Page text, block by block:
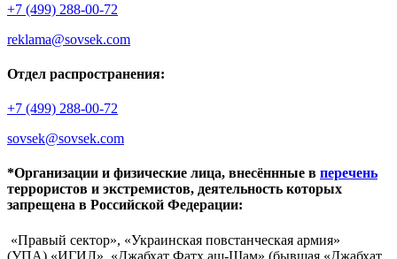
+7 (499) 288-00-72
reklama@sovsek.com
Отдел распространения:
+7 (499) 288-00-72
sovsek@sovsek.com
*Организации и физические лица, внесённные в перечень
террористов и экстремистов, деятельность которых
запрещена в Российской Федерации:
«Правый сектор», «Украинская повстанческая армия»
(УПА),«ИГИЛ», «Джабхат Фатх аш-Шам» (бывшая «Джабхат